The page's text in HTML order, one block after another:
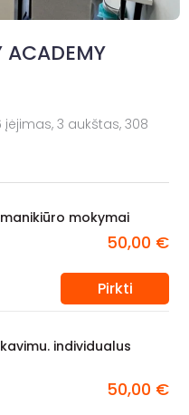
ACADEMY
įėjimas, 3 aukštas, 308
mokymai
50,00 €
Pirkti
individualus
50,00 €